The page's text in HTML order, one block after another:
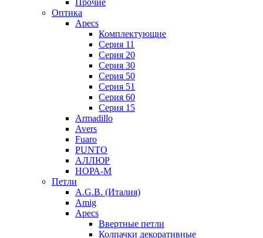
Прочие
Оптика
Apecs
Комплектующие
Серия 11
Серия 20
Серия 30
Серия 50
Серия 51
Серия 60
Серия 15
Armadillo
Avers
Fuaro
PUNTO
АЛЛЮР
НОРА-М
Петли
A.G.B. (Италия)
Amig
Apecs
Ввертные петли
Колпачки декоративные